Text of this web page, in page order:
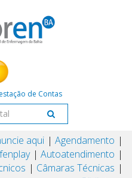
de Contas
aqui
Agendamento
Autoatendimento
Câmaras Técnicas